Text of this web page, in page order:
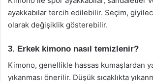
ayakkabılar tercih edilebilir. Seçim,
olarak değişiklik gösterebilir.
3. Erkek kimono nasıl temizlenir?
Kimono, genellikle hassas kumaşlardan
yıkanması önerilir. Düşük sıcaklıkta